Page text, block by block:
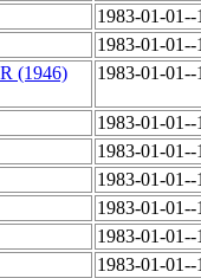
1983-01-
1983-01-
(1946)
1983-01-
1983-01-
1983-01-
1983-01-
1983-01-
1983-01-
1983-01-